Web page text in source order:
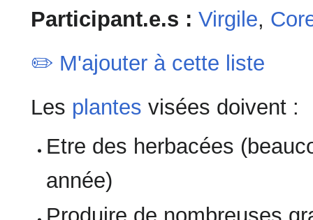
Participant.e.s : Virgile,
✏️ M'ajouter à cette liste
Les plantes visées doivent :
Etre des herbacées
année)